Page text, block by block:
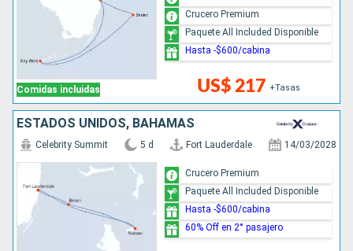
Comidas incluidas US$ 217 +Tasas
Crucero Premium
Paquete All Included Disponible
Hasta -$600/cabina
ESTADOS UNIDOS, BAHAMAS
Celebrity Summit 5 d Fort Lauderdale 14/03/2028
Crucero Premium
Paquete All Included Disponible
Hasta -$600/cabina
60% Off en 2° pasajero